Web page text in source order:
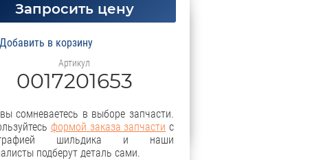
Запросить цену
Артикул
0017201653
сомневаетесь в выборе запчасти.
формой заказа запчасти с
шильдика и наши
подберут деталь сами.